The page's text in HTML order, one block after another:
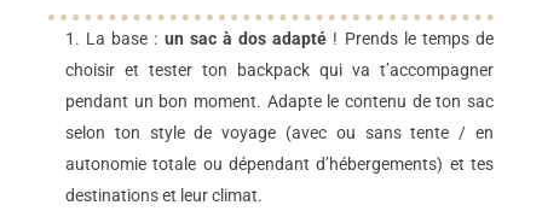
La base : un sac à dos adapté ! Prends le temps de
choisir et tester ton backpack qui va t’accompagner
pendant un bon moment. Adapte le contenu de ton sac
selon ton style de voyage (avec ou sans tente / en
autonomie totale ou dépendant d’hébergements) et tes
destinations et leur climat.